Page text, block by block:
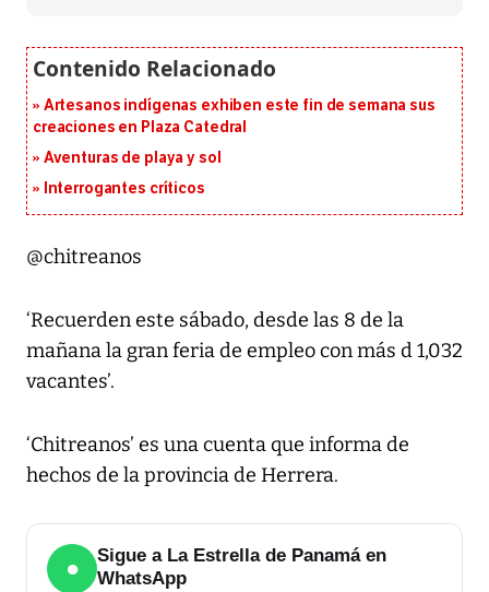
Artesanos indígenas exhiben este fin de semana sus
creaciones en Plaza Catedral
Aventuras de playa y sol
Interrogantes críticos
@chitreanos
‘Recuerden este sábado, desde las 8 de la
mañana la gran feria de empleo con más d 1,032
vacantes’.
‘Chitreanos’ es una cuenta que informa de
hechos de la provincia de Herrera.
●
Sigue a La Estrella de Panamá en
WhatsApp